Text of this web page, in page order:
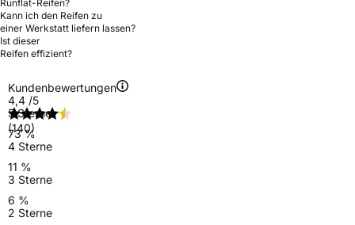
Runflat-Reifen?
Kann ich den Reifen zu
einer Werkstatt liefern lassen?
Ist dieser
Reifen effizient?
Kundenbewertungen
4,4 /5
(140)
5 Sterne
73 %
4 Sterne
11 %
3 Sterne
6 %
2 Sterne